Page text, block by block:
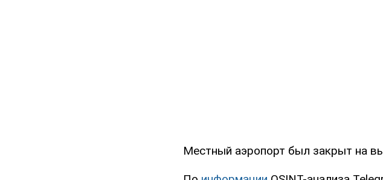
Местный аэропорт был закрыт на